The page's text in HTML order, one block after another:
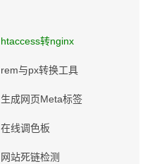
htaccess转nginx
rem与px转换工具
生成网页Meta标签
在线调色板
网站死链检测